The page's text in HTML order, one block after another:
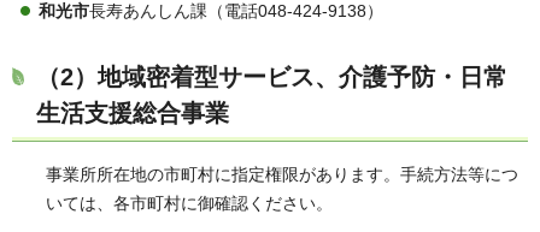
和光市長寿あんしん課（電話048-424-9138）
（2）地域密着型サービス、介護予防・日常
生活支援総合事業
事業所所在地の市町村に指定権限があります。手続方法等につ
いては、各市町村に御確認ください。